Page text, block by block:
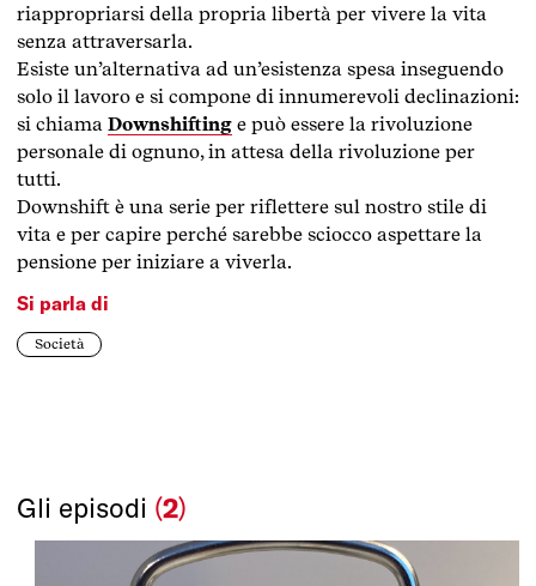
riappropriarsi della propria libertà per vivere la vita
senza attraversarla.
Esiste un’alternativa ad un’esistenza spesa inseguendo
solo il lavoro e si compone di innumerevoli declinazioni:
si chiama Downshifting e può essere la rivoluzione
personale di ognuno, in attesa della rivoluzione per
tutti.
Downshift è una serie per riflettere sul nostro stile di
vita e per capire perché sarebbe sciocco aspettare la
pensione per iniziare a viverla.
Si parla di
Società
Gli episodi (2)